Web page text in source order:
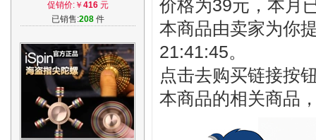
地垫爬爬垫
促销价:￥ 416元
已销售:208件
价格为39元，本月
本商品由卖家为你
21:41:45。
点击去购买链接按
本商品的相关商品